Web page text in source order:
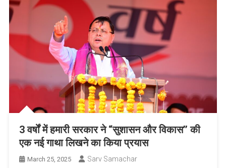
3 वर्षों में हमारी सरकार ने “सुशासन और विकास’’ की
एक नई गाथा लिखने का किया प्रयास
March 25, 2025 Sarv Samachar